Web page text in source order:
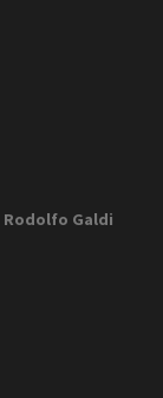
Rodolfo Galdi